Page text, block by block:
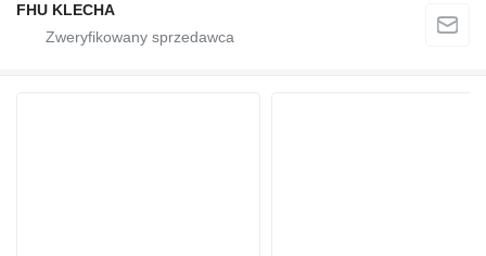
FHU KLECHA